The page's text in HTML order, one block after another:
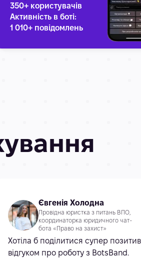
350+ користувачів
Активність в боті:
1 010+ повідомлень
Євгенія Холодна
Провідна юристка з питань ВПО,
координаторка юридичного чат-
бота «Право на захист»
Хотіла б поділитися супер
відгуком про роботу з BotsBand.